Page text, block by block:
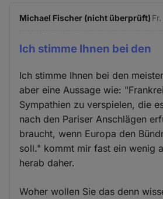
Michael Fischer (nicht überprüft)
Ich stimme Ihnen bei den
Ich stimme Ihnen bei den
aber eine Aussage wie:
Sympathien zu verspielen, die
nach den Pariser Anschlägen
braucht, wenn Europa den
soll." kommt mir fast ein wenig
herab daher.
Woher wollen Sie das denn